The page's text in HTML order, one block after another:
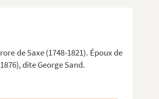
de Saxe (1748-1821). Époux de
dite George Sand.